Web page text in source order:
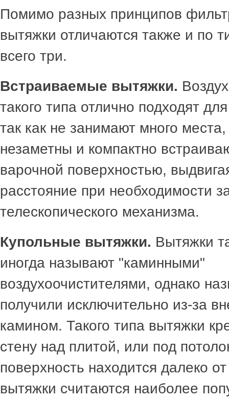
Помимо разных принципов
вытяжки отличаются также и по
всего три.
Встраиваемые вытяжки.
такого типа отлично подходят
так как не занимают много места,
незаметны и компактно
варочной поверхностью,
расстояние при необходимости
телескопического механизма.
Купольные вытяжки. Вытяжки
иногда называют "каминными"
воздухоочистителями, однако
получили исключительно из-за
камином. Такого типа вытяжки
стену над плитой, или под
поверхность находится далеко
вытяжки считаются наиболее